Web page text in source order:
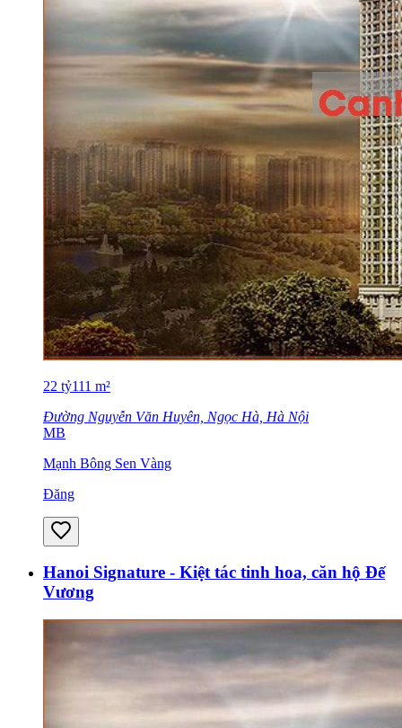
22 tỷ111 m²
Đường Nguyễn Văn Huyên, Ngọc Hà, Hà Nội
MB
Mạnh Bông Sen Vàng
Đăng
Hanoi Signature - Kiệt tác tinh hoa, căn hộ Đế
Vương